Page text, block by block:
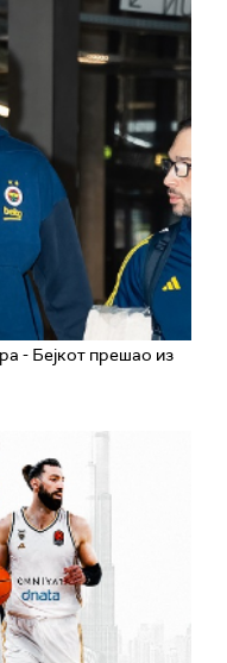
- Бејкот прешао из